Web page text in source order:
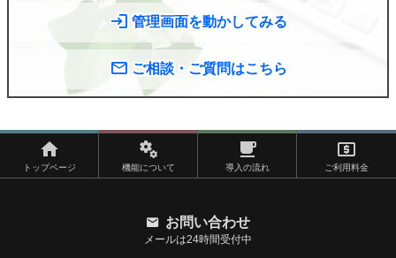
管理画面を動かしてみる
ご相談・ご質問はこちら
トップページ 機能について 導入の流れ ご利用料金
お問い合わせ
メールは24時間受付中